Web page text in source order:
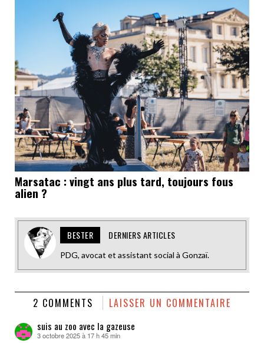
Marsatac : vingt ans plus tard, toujours fous
alien ?
BESTER DERNIERS ARTICLES
PDG, avocat et assistant social à Gonzaï.
2 COMMENTS LAISSER UN COMMENTAIRE
suis au zoo avec la gazeuse
dit :
3 octobre 2025 à 17 h 45 min